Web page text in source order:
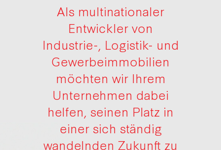
Als multinationaler
Entwickler von
Industrie-, Logistik- und
Gewerbeimmobilien
möchten wir Ihrem
Unternehmen dabei
helfen, seinen Platz in
einer sich ständig
wandelnden Zukunft zu